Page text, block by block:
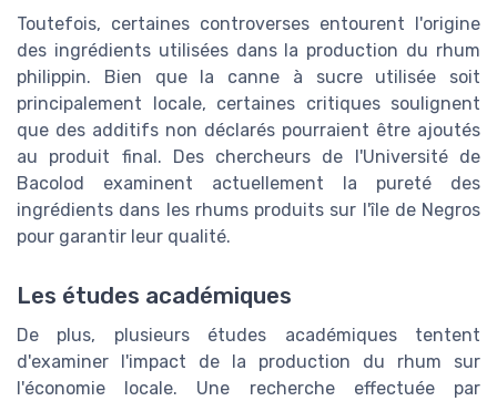
Toutefois, certaines controverses entourent l'origine
des ingrédients utilisées dans la production du rhum
philippin. Bien que la canne à sucre utilisée soit
principalement locale, certaines critiques soulignent
que des additifs non déclarés pourraient être ajoutés
au produit final. Des chercheurs de l'Université de
Bacolod examinent actuellement la pureté des
ingrédients dans les rhums produits sur l'île de Negros
pour garantir leur qualité.
Les études académiques
De plus, plusieurs études académiques tentent
d'examiner l'impact de la production du rhum sur
l'économie locale. Une recherche effectuée par